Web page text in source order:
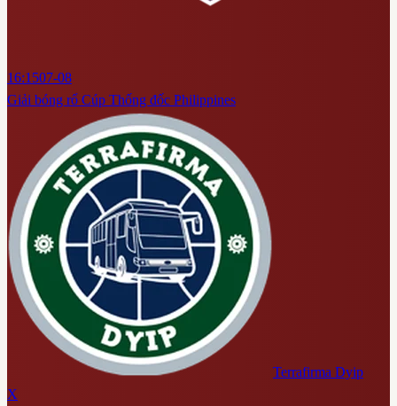
16:1507-08
Giải bóng rổ Cúp Thống đốc Philippines
Terrafirma Dyip
X